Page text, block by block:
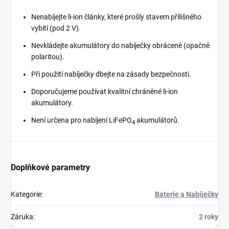
Nenabíjejte li-ion články, které prošly stavem přílišného
vybití (pod 2 V).
Nevkládejte akumulátory do nabíječky obráceně (opačně
polaritou).
Při použití nabíječky dbejte na zásady bezpečnosti.
Doporučujeme používat kvalitní chráněné li-ion
akumulátory.
Není určena pro nabíjení LiFePO4 akumulátorů.
Doplňkové parametry
Kategorie: Baterie a Nabíječky
Záruka: 2 roky